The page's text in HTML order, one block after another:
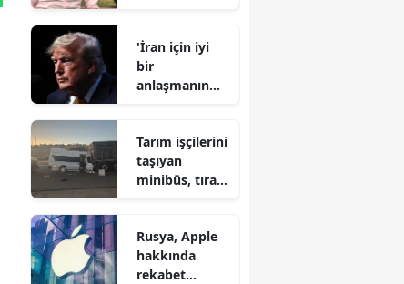
'İran için iyi
bir
anlaşmanın
Tarım işçilerini
taşıyan
minibüs, tıra
Rusya, Apple
hakkında
rekabet